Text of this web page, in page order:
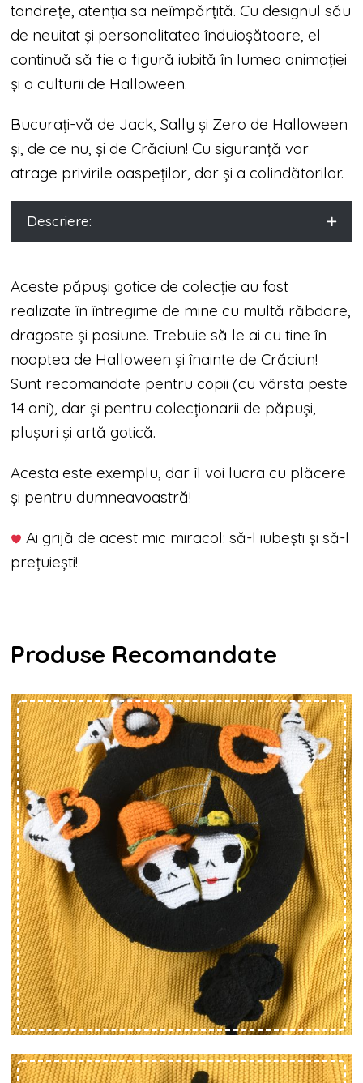
tandrețe, atenția sa neîmpărțită. Cu designul său
de neuitat și personalitatea înduioșătoare, el
continuă să fie o figură iubită în lumea animației
și a culturii de Halloween.
Bucurați-vă de Jack, Sally și Zero de Halloween
și, de ce nu, și de Crăciun! Cu siguranță vor
atrage privirile oaspeților, dar și a colindătorilor.
Descriere:
Aceste păpuși gotice de colecție au fost
realizate în întregime de mine cu multă răbdare,
dragoste și pasiune. Trebuie să le ai cu tine în
noaptea de Halloween și înainte de Crăciun!
Sunt recomandate pentru copii (cu vârsta peste
14 ani), dar și pentru colecționarii de păpuși,
plușuri și artă gotică.
Acesta este exemplu, dar îl voi lucra cu plăcere
și pentru dumneavoastră!
Ai grijă de acest mic miracol: să-l iubești și să-l
prețuiești!
Produse Recomandate